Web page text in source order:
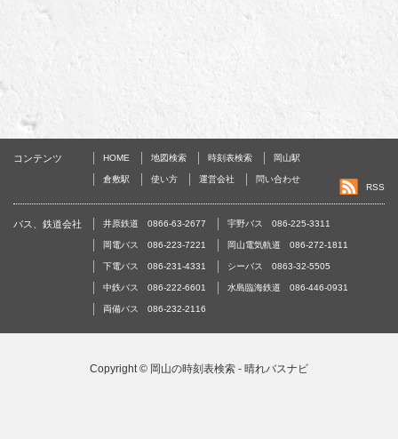
コンテンツ HOME 地図検索 時刻表検索 岡山駅
倉敷駅 使い方 運営会社
問い合わせ
RSS
バス、鉄道会社 井原鉄道 0866-63-2677 宇野バス 086-225-3311
岡電バス 086-223-7221 岡山電気軌道 086-272-1811
下電バス 086-231-4331 シーバス 0863-32-5505
中鉄バス 086-222-6601 水島臨海鉄道 086-446-0931
両備バス 086-232-2116
Copyright © 岡山の時刻表検索 - 晴れバスナビ